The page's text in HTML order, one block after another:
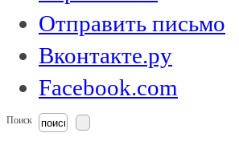
Отправить письмо
Вконтакте.ру
Facebook.com
Поиск